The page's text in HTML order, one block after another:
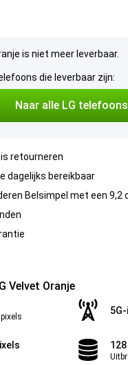
is niet meer leverbaar.
die leverbaar zijn:
Naar alle LG telefoons
retourneren
dagelijks bereikbaar
Belsimpel met een 9,2
Velvet Oranje